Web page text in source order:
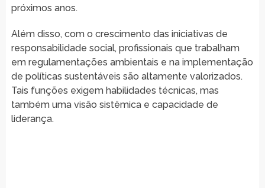
próximos anos.
Além disso, com o crescimento das iniciativas de
responsabilidade social, profissionais que trabalham
em regulamentações ambientais e na implementação
de políticas sustentáveis são altamente valorizados.
Tais funções exigem habilidades técnicas, mas
também uma visão sistêmica e capacidade de
liderança.